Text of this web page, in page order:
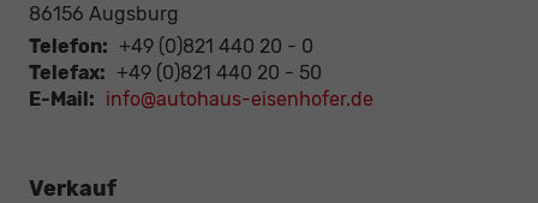
86156 Augsburg
Telefon: +49 (0)821 440 20 - 0
Telefax: +49 (0)821 440 20 - 50
E-Mail: info@autohaus-eisenhofer.de
Verkauf